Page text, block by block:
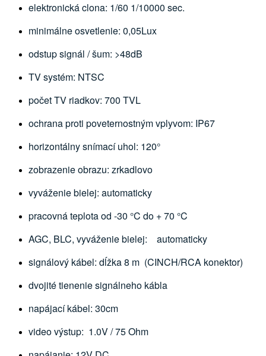
elektronická clona: 1/60 1/10000 sec.
minimálne osvetlenie: 0,05Lux
odstup signál / šum: >48dB
TV systém: NTSC
počet TV riadkov: 700 TVL
ochrana proti poveternostným vplyvom: IP67
horizontálny snímací uhol: 120°
zobrazenie obrazu: zrkadlovo
vyváženie bielej: automaticky
pracovná teplota od -30 °C do + 70 °C
AGC, BLC, vyváženie bielej: automaticky
signálový kábel: dĺžka 8 m (CINCH/RCA konektor)
dvojité tienenie signálneho kábla
napájací kábel: 30cm
video výstup: 1.0V / 75 Ohm